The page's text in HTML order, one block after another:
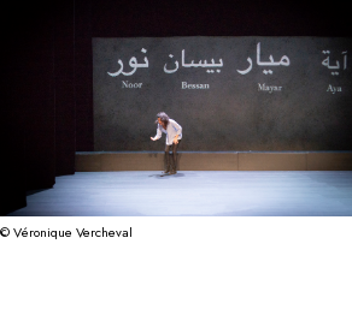
© Véronique Vercheval